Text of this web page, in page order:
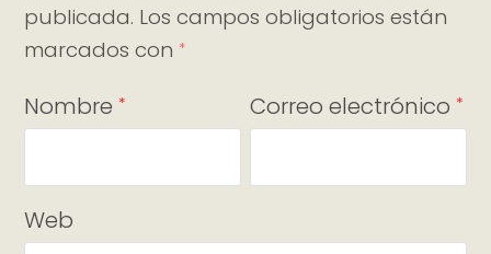
publicada. Los campos obligatorios están
marcados con *
Nombre * Correo electrónico *
Web